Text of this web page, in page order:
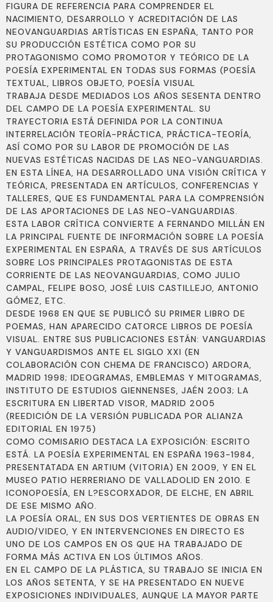
FIGURA DE REFERENCIA PARA COMPRENDER EL
NACIMIENTO, DESARROLLO Y ACREDITACIÓN DE LAS
NEOVANGUARDIAS ARTÍSTICAS EN ESPAÑA, TANTO POR
SU PRODUCCIÓN ESTÉTICA COMO POR SU
PROTAGONISMO COMO PROMOTOR Y TEÓRICO DE LA
POESÍA EXPERIMENTAL EN TODAS SUS FORMAS (POESÍA
TEXTUAL, LIBROS OBJETO, POESÍA VISUAL
TRABAJA DESDE MEDIADOS LOS AÑOS SESENTA DENTRO
DEL CAMPO DE LA POESÍA EXPERIMENTAL. SU
TRAYECTORIA ESTÁ DEFINIDA POR LA CONTINUA
INTERRELACIÓN TEORÍA-PRÁCTICA, PRÁCTICA-TEORÍA,
ASÍ COMO POR SU LABOR DE PROMOCIÓN DE LAS
NUEVAS ESTÉTICAS NACIDAS DE LAS NEO-VANGUARDIAS.
EN ESTA LÍNEA, HA DESARROLLADO UNA VISIÓN CRÍTICA Y
TEÓRICA, PRESENTADA EN ARTÍCULOS, CONFERENCIAS Y
TALLERES, QUE ES FUNDAMENTAL PARA LA COMPRENSIÓN
DE LAS APORTACIONES DE LAS NEO-VANGUARDIAS.
ESTA LABOR CRÍTICA CONVIERTE A FERNANDO MILLÁN EN
LA PRINCIPAL FUENTE DE INFORMACIÓN SOBRE LA POESÍA
EXPERIMENTAL EN ESPAÑA, A TRAVÉS DE SUS ARTÍCULOS
SOBRE LOS PRINCIPALES PROTAGONISTAS DE ESTA
CORRIENTE DE LAS NEOVANGUARDIAS, COMO JULIO
CAMPAL, FELIPE BOSO, JOSÉ LUIS CASTILLEJO, ANTONIO
GÓMEZ, ETC.
DESDE 1968 EN QUE SE PUBLICÓ SU PRIMER LIBRO DE
POEMAS, HAN APARECIDO CATORCE LIBROS DE POESÍA
VISUAL. ENTRE SUS PUBLICACIONES ESTÁN: VANGUARDIAS
Y VANGUARDISMOS ANTE EL SIGLO XXI (EN
COLABORACIÓN CON CHEMA DE FRANCISCO) ARDORA,
MADRID 1998; IDEOGRAMAS, EMBLEMAS Y MITOGRAMAS,
INSTITUTO DE ESTUDIOS GIENNENSES, JAÉN 2003; LA
ESCRITURA EN LIBERTAD VISOR, MADRID 2005
(REEDICIÓN DE LA VERSIÓN PUBLICADA POR ALIANZA
EDITORIAL EN 1975)
COMO COMISARIO DESTACA LA EXPOSICIÓN: ESCRITO
ESTÁ. LA POESÍA EXPERIMENTAL EN ESPAÑA 1963-1984,
PRESENTATADA EN ARTIUM (VITORIA) EN 2009, Y EN EL
MUSEO PATIO HERRERIANO DE VALLADOLID EN 2010. E
ICONOPOESÍA, EN L?ESCORXADOR, DE ELCHE, EN ABRIL
DE ESE MISMO AÑO.
LA POESÍA ORAL, EN SUS DOS VERTIENTES DE OBRAS EN
AUDIO/VIDEO, Y EN INTERVENCIONES EN DIRECTO ES
UNO DE LOS CAMPOS EN OS QUE HA TRABAJADO DE
FORMA MÁS ACTIVA EN LOS ÚLTIMOS AÑOS.
EN EL CAMPO DE LA PLÁSTICA, SU TRABAJO SE INICIA EN
LOS AÑOS SETENTA, Y SE HA PRESENTADO EN NUEVE
EXPOSICIONES INDIVIDUALES, AUNQUE LA MAYOR PARTE